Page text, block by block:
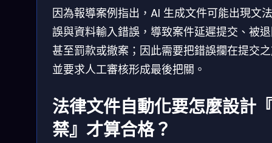
因為報導案例指出，AI 生成文件可能出現文
誤與資料輸入錯誤，導致案件延遲提交、被
甚至罰款或撤案；因此需要把錯誤攔在提交
並要求人工審核形成最後把關。
法律文件自動化要怎麼設計
禁』才算合格？